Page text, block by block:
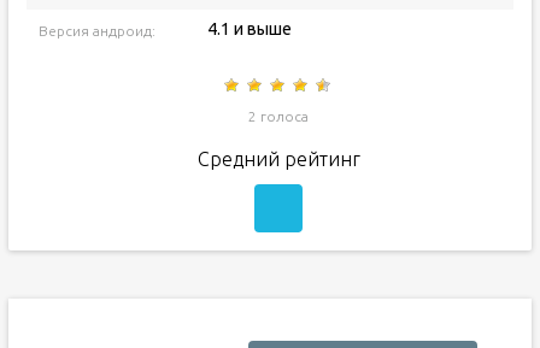
Версия андроид: 4.1 и выше
2 голоса
Средний рейтинг